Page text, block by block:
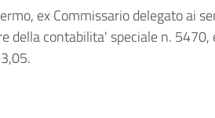
ex Commissario delegato ai
della contabilita' speciale n.